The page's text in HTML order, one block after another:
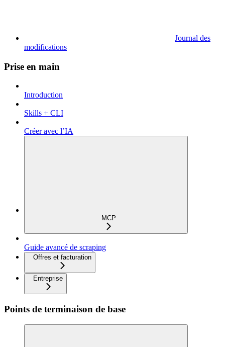
Journal des
modifications
Prise en main
Introduction
Skills + CLI
Créer avec l’IA
MCP
Guide avancé de scraping
Offres et facturation
Entreprise
Points de terminaison de base